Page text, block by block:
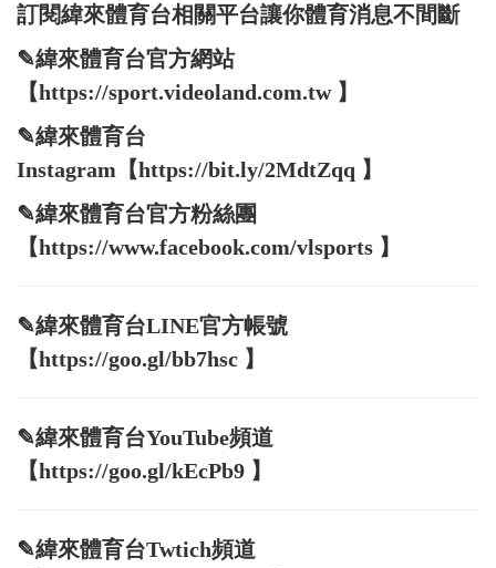
訂閱緯來體育台相關平台讓你體育消息不間斷
✎緯來體育台官方網站
【https://sport.videoland.com.tw 】
✎緯來體育台
Instagram【https://bit.ly/2MdtZqq 】
✎緯來體育台官方粉絲團
【https://www.facebook.com/vlsports 】
✎緯來體育台LINE官方帳號
【https://goo.gl/bb7hsc 】
✎緯來體育台YouTube頻道
【https://goo.gl/kEcPb9 】
✎緯來體育台Twtich頻道